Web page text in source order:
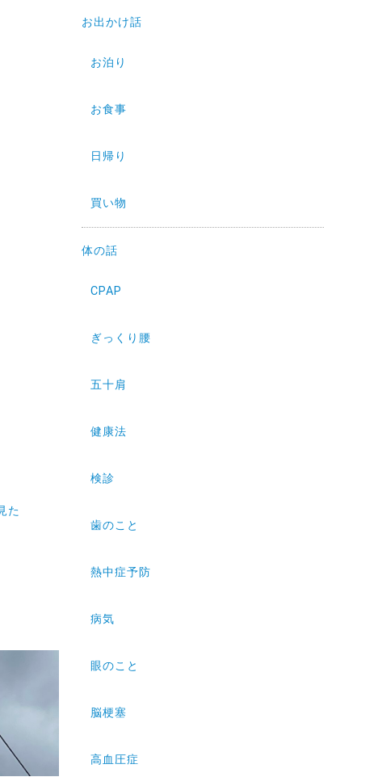
た
お出かけ話
お泊り
お食事
日帰り
買い物
体の話
CPAP
ぎっくり腰
五十肩
健康法
検診
歯のこと
熱中症予防
病気
眼のこと
脳梗塞
高血圧症